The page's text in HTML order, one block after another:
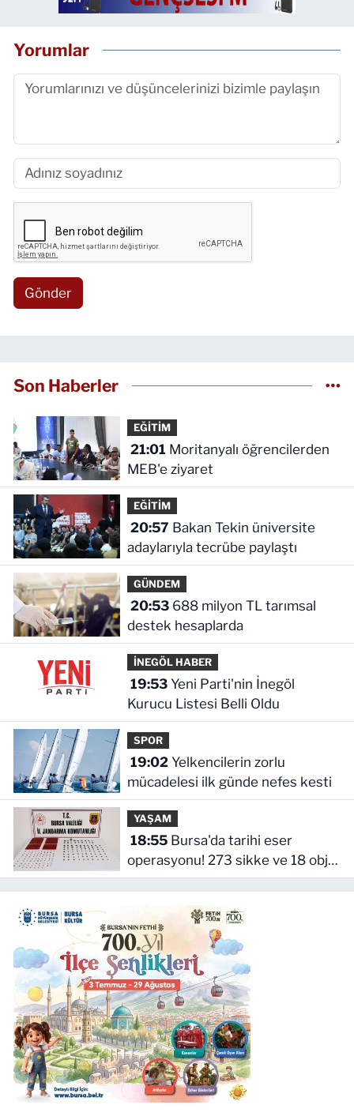
Yorumlar
Gönder
Son Haberler
EĞİTİM
21:01
MEB'e ziyaret
EĞİTİM
20:57
adaylarıyla tecrübe paylaştı
GÜNDEM
20:53688 milyon TL tarımsal
destek hesaplarda
İNEGÖL HABER
19:53Yeni Parti'nin İnegöl
Kurucu Listesi Belli Oldu
SPOR
19:02Yelkencilerin zorlu
mücadelesi ilk günde nefes kesti
YAŞAM
18:55Bursa'da tarihi eser
operasyonu! 273 sikke ve 18 obje
ele geçirildi